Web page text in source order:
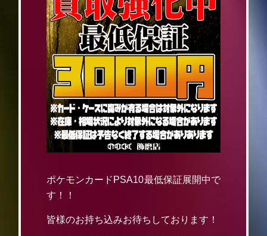
ポケモンカードPSA10最低保証展開中で
す！！
皆様のお持ち込みお待ちしております！